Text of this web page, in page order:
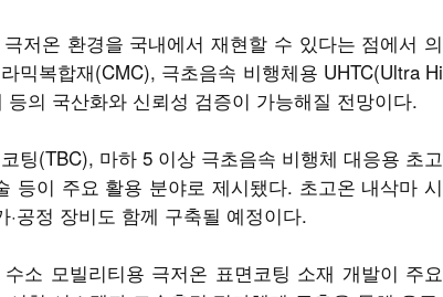
온 환경을 국내에서 재현할 수 있다는 점에서 의
믹복합재(CMC), 극초음속 비행체용 UHTC(Ultra Hi
의 국산화와 신뢰성 검증이 가능해질 전망이다.
팅(TBC), 마하 5 이상 극초음속 비행체 대응용 초고
등이 주요 활용 분야로 제시됐다. 초고온 내삭마 시
공정 장비도 함께 구축될 예정이다.
소 모빌리티용 극저온 표면코팅 소재 개발이 주요